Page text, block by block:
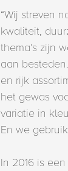
“Wij streven
kwaliteit,
thema’s zijn
aan
en rijk
het gewas
variatie in
En we
In 2016 is